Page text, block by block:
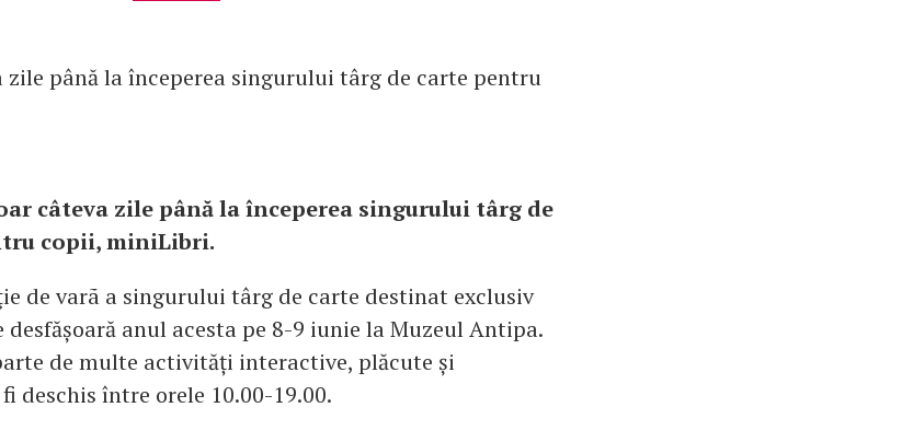
zile până la începerea singurului târg de carte pentru
câteva zile până la începerea singurului târg de
copii, miniLibri.
de varã a singurului târg de carte destinat exclusiv
anul acesta pe 8-9 iunie la Muzeul Antipa.
de multe activități interactive, plăcute și
deschis între orele 10.00-19.00.